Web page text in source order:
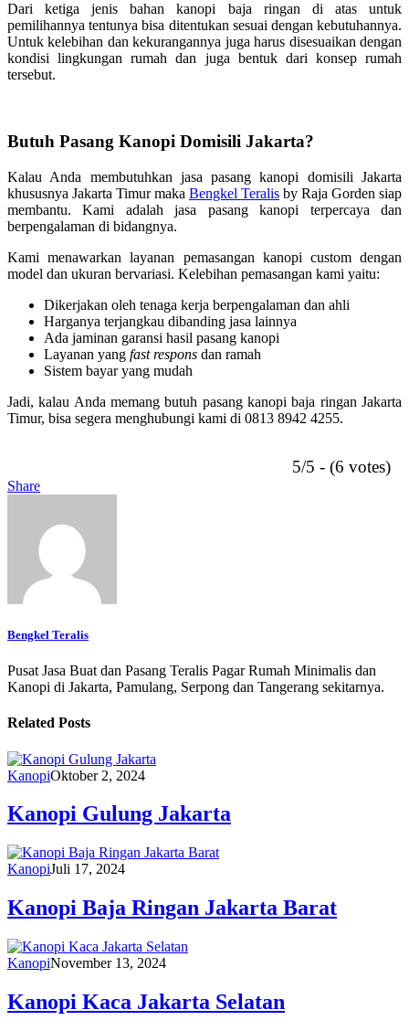
Dari ketiga jenis bahan kanopi baja ringan di atas untuk
pemilihannya tentunya bisa ditentukan sesuai dengan kebutuhannya.
Untuk kelebihan dan kekurangannya juga harus disesuaikan dengan
kondisi lingkungan rumah dan juga bentuk dari konsep rumah
tersebut.
Butuh Pasang Kanopi Domisili Jakarta?
Kalau Anda membutuhkan jasa pasang kanopi domisili Jakarta
khususnya Jakarta Timur maka Bengkel Teralis by Raja Gorden siap
membantu. Kami adalah jasa pasang kanopi terpercaya dan
berpengalaman di bidangnya.
Kami menawarkan layanan pemasangan kanopi custom dengan
model dan ukuran bervariasi. Kelebihan pemasangan kami yaitu:
Dikerjakan oleh tenaga kerja berpengalaman dan ahli
Harganya terjangkau dibanding jasa lainnya
Ada jaminan garansi hasil pasang kanopi
Layanan yang fast respons dan ramah
Sistem bayar yang mudah
Jadi, kalau Anda memang butuh pasang kanopi baja ringan Jakarta
Timur, bisa segera menghubungi kami di 0813 8942 4255.
5/5 - (6 votes)
Share
Bengkel Teralis
Pusat Jasa Buat dan Pasang Teralis Pagar Rumah Minimalis dan
Kanopi di Jakarta, Pamulang, Serpong dan Tangerang sekitarnya.
Related Posts
KanopiOktober 2, 2024
Kanopi Gulung Jakarta
KanopiJuli 17, 2024
Kanopi Baja Ringan Jakarta Barat
KanopiNovember 13, 2024
Kanopi Kaca Jakarta Selatan